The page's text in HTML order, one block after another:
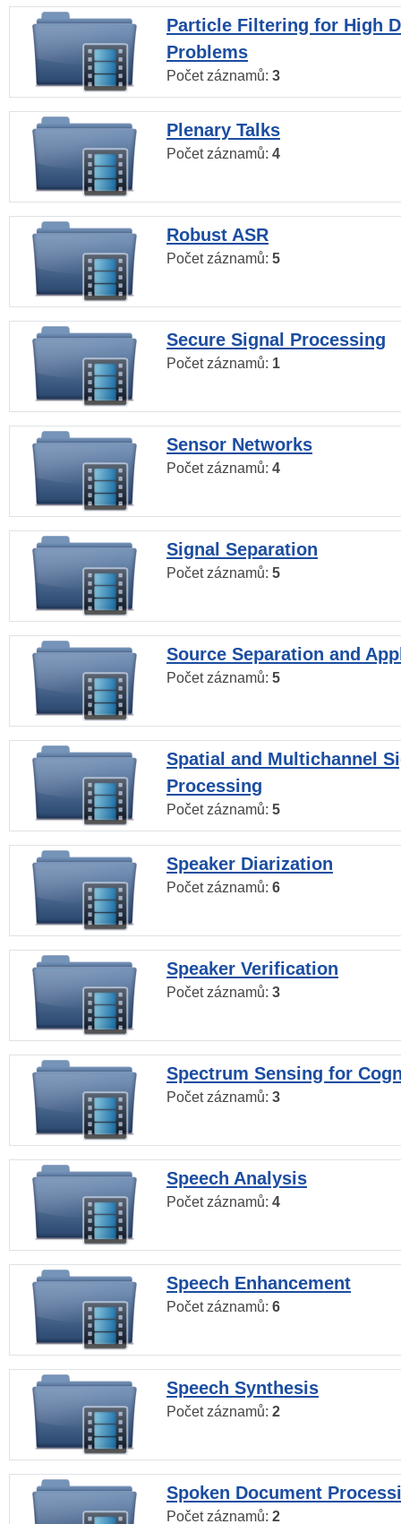
Particle Filtering for High
Problems
Počet záznamů: 3
Plenary Talks
Počet záznamů: 4
Robust ASR
Počet záznamů: 5
Secure Signal Processing
Počet záznamů: 1
Sensor Networks
Počet záznamů: 4
Signal Separation
Počet záznamů: 5
Source Separation and
Počet záznamů: 5
Spatial and Multichannel
Processing
Počet záznamů: 5
Speaker Diarization
Počet záznamů: 6
Speaker Verification
Počet záznamů: 3
Spectrum Sensing for
Počet záznamů: 3
Speech Analysis
Počet záznamů: 4
Speech Enhancement
Počet záznamů: 6
Speech Synthesis
Počet záznamů: 2
Spoken Document
Počet záznamů: 2